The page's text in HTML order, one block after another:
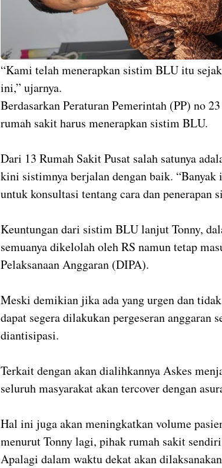
“Kami telah menerapkan sistim BLU itu
ini,” ujarnya.
Berdasarkan Peraturan Pemerintah (PP) no
rumah sakit harus menerapkan sistim BLU.
Dari 13 Rumah Sakit Pusat salah satunya
kini sistimnya berjalan dengan baik.
untuk konsultasi tentang cara dan penerapan
Keuntungan dari sistim BLU lanjut Tonny,
semuanya dikelolah oleh RS namun tetap
Pelaksanaan Anggaran (DIPA).
Meski demikian jika ada yang urgen dan
dapat segera dilakukan pergeseran anggaran
diantisipasi.
Terkait dengan akan dialihkannya Askes
seluruh masyarakat akan tercover dengan
Hal ini juga akan meningkatkan volume
menurut Tonny lagi, pihak rumah sakit
Apalagi dalam waktu dekat akan